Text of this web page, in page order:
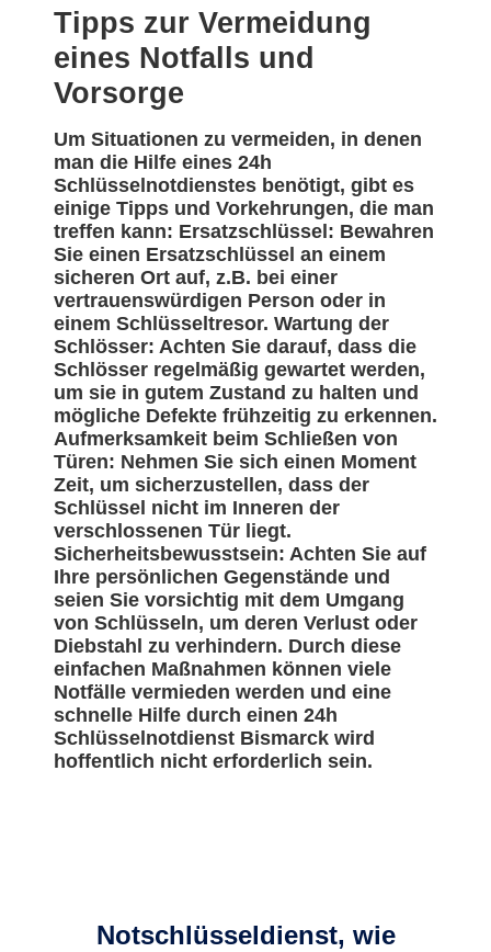
Tipps zur Vermeidung
eines Notfalls und
Vorsorge
Um Situationen zu vermeiden, in denen
man die Hilfe eines 24h
Schlüsselnotdienstes benötigt, gibt es
einige Tipps und Vorkehrungen, die man
treffen kann: Ersatzschlüssel: Bewahren
Sie einen Ersatzschlüssel an einem
sicheren Ort auf, z.B. bei einer
vertrauenswürdigen Person oder in
einem Schlüsseltresor. Wartung der
Schlösser: Achten Sie darauf, dass die
Schlösser regelmäßig gewartet werden,
um sie in gutem Zustand zu halten und
mögliche Defekte frühzeitig zu erkennen.
Aufmerksamkeit beim Schließen von
Türen: Nehmen Sie sich einen Moment
Zeit, um sicherzustellen, dass der
Schlüssel nicht im Inneren der
verschlossenen Tür liegt.
Sicherheitsbewusstsein: Achten Sie auf
Ihre persönlichen Gegenstände und
seien Sie vorsichtig mit dem Umgang
von Schlüsseln, um deren Verlust oder
Diebstahl zu verhindern. Durch diese
einfachen Maßnahmen können viele
Notfälle vermieden werden und eine
schnelle Hilfe durch einen 24h
Schlüsselnotdienst Bismarck wird
hoffentlich nicht erforderlich sein.
Notschlüsseldienst, wie